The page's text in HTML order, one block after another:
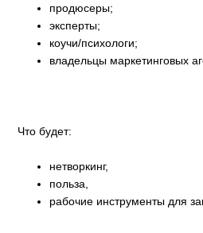
продюсеры;
эксперты;
коучи/психологи;
владельцы маркетинговых
Что будет:
нетворкинг,
польза,
рабочие инструменты для